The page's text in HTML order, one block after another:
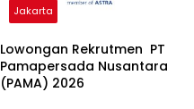
Jakarta
Lowongan Rekrutmen PT
Pamapersada Nusantara
(PAMA) 2026